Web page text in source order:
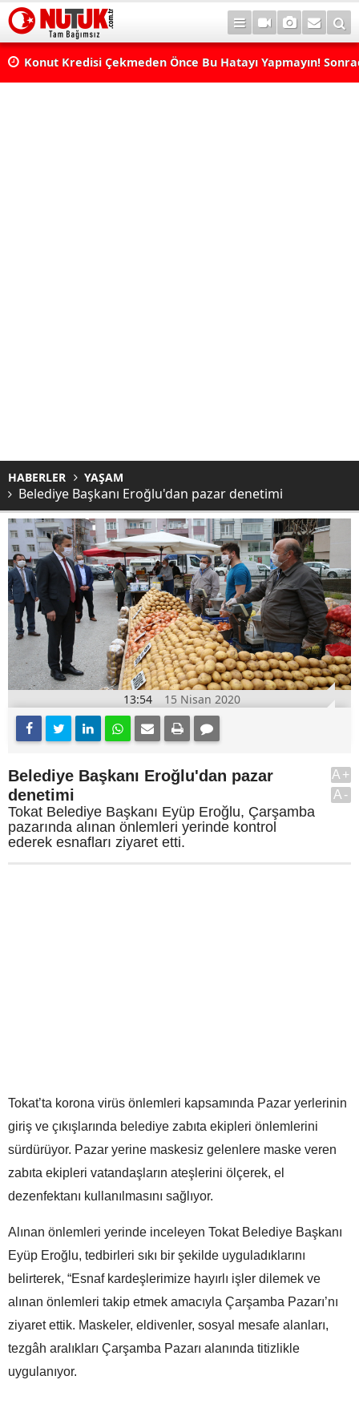
Konut Kredisi Çekmeden Önce Bu Hatayı Yapmayın!
HABERLER YAŞAM
Belediye Başkanı Eroğlu'dan pazar denetimi
13:54 15 Nisan 2020
Belediye Başkanı Eroğlu'dan pazar
denetimi
Tokat Belediye Başkanı Eyüp Eroğlu, Çarşamba
pazarında alınan önlemleri yerinde kontrol
ederek esnafları ziyaret etti.
A+
A-
Tokat’ta korona virüs önlemleri kapsamında Pazar yerlerinin
giriş ve çıkışlarında belediye zabıta ekipleri önlemlerini
sürdürüyor. Pazar yerine maskesiz gelenlere maske veren
zabıta ekipleri vatandaşların ateşlerini ölçerek, el
dezenfektanı kullanılmasını sağlıyor.
Alınan önlemleri yerinde inceleyen Tokat Belediye Başkanı
Eyüp Eroğlu, tedbirleri sıkı bir şekilde uyguladıklarını
belirterek, “Esnaf kardeşlerimize hayırlı işler dilemek ve
alınan önlemleri takip etmek amacıyla Çarşamba Pazarı’nı
ziyaret ettik. Maskeler, eldivenler, sosyal mesafe alanları,
tezgâh aralıkları Çarşamba Pazarı alanında titizlikle
uygulanıyor.